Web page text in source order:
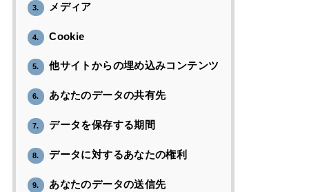
3. メディア
4. Cookie
5. 他サイトからの埋め込みコンテンツ
6. あなたのデータの共有先
7. データを保存する期間
8. データに対するあなたの権利
9. あなたのデータの送信先